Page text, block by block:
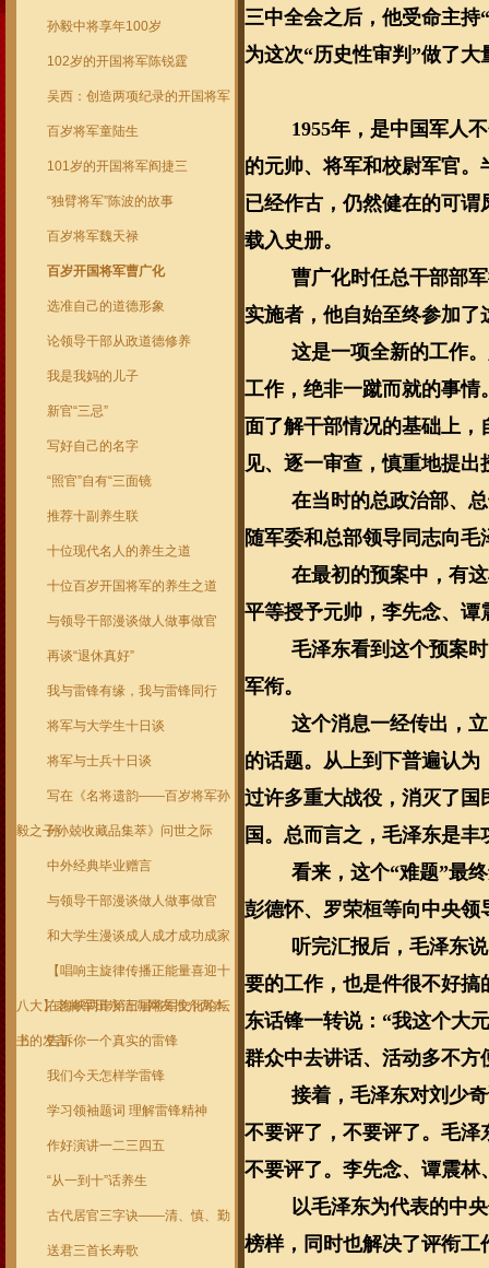
孙毅中将享年100岁
102岁的开国将军陈锐霆
吴西：创造两项纪录的开国将军
百岁将军童陆生
101岁的开国将军阎捷三
“独臂将军”陈波的故事
百岁将军魏天禄
百岁开国将军曹广化
选准自己的道德形象
论领导干部从政道德修养
我是我妈的儿子
新官“三忌”
写好自己的名字
“照官”自有“三面镜
推荐十副养生联
十位现代名人的养生之道
十位百岁开国将军的养生之道
与领导干部漫谈做人做事做官
再谈“退休真好”
我与雷锋有缘，我与雷锋同行
将军与大学生十日谈
将军与士兵十日谈
写在《名将遗韵——百岁将军孙
毅之子孙兢收藏品集萃》问世之际
孙
中外经典毕业赠言
与领导干部漫谈做人做事做官
和大学生漫谈成人成才成功成家
【唱响主旋律传播正能量喜迎十
八大】老将军田永清向网友推介两本
书
在海峡两岸第三届将军文化论坛
上的发言告诉你一个真实的雷锋
我们今天怎样学雷锋
学习领袖题词 理解雷锋精神
作好演讲一二三四五
“从一到十”话养生
古代居官三字诀——清、慎、勤
送君三首长寿歌
三中全会之后，他受命主持
为这次“历史性审判”做了大
1955年，是中国军人
的元帅、将军和校尉军官
已经作古，仍然健在的可
载入史册。
曹广化时任总干部部
实施者，他自始至终参加了
这是一项全新的工作
工作，绝非一蹴而就的事
面了解干部情况的基础上
见、逐一审查，慎重地提出
在当时的总政治部、
随军委和总部领导同志向
在最初的预案中，有
平等授予元帅，李先念、
毛泽东看到这个预案
军衔。
这个消息一经传出，
的话题。从上到下普遍认
过许多重大战役，消灭了国
国。总而言之，毛泽东是
看来，这个“难题”最
彭德怀、罗荣桓等向中央
听完汇报后，毛泽东
要的工作，也是件很不好
东话锋一转说：“我这个大
群众中去讲话、活动多不
接着，毛泽东对刘少
不要评了，不要评了。毛
不要评了。李先念、谭震
以毛泽东为代表的中
榜样，同时也解决了评衔